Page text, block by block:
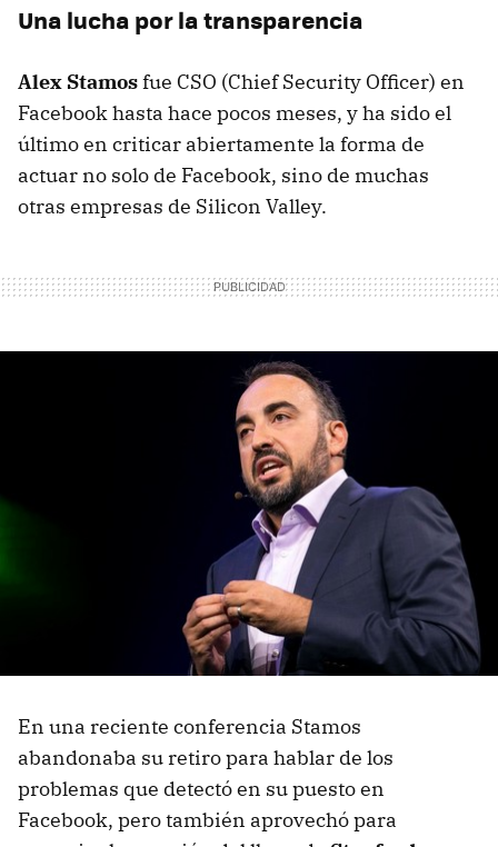
Una lucha por la transparencia
Alex Stamosfue CSO (Chief Security Officer) en
Facebook hasta hace pocos meses, y ha sido el
último en criticar abiertamente la forma de
actuar no solo de Facebook, sino de muchas
otras empresas de Silicon Valley.
En una reciente conferencia Stamos
abandonaba su retiro para hablar de los
problemas que detectó en su puesto en
Facebook, pero también aprovechó para